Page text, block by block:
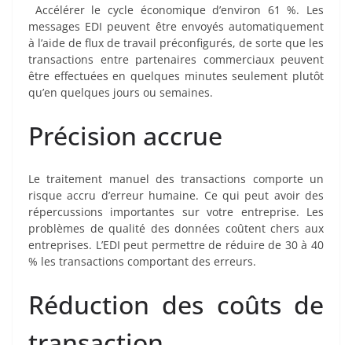
Accélérer le cycle économique d’environ 61 %. Les
messages EDI peuvent être envoyés automatiquement
à l’aide de flux de travail préconfigurés, de sorte que les
transactions entre partenaires commerciaux peuvent
être effectuées en quelques minutes seulement plutôt
qu’en quelques jours ou semaines.
Précision accrue
Le traitement manuel des transactions comporte un
risque accru d’erreur humaine. Ce qui peut avoir des
répercussions importantes sur votre entreprise. Les
problèmes de qualité des données coûtent chersaux
entreprises. L’EDI peut permettre de réduire de 30 à 40
% les transactions comportant des erreurs.
Réduction des coûts de